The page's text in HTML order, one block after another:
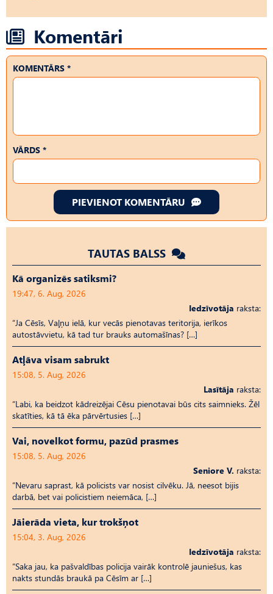
Komentāri
KOMENTĀRS *
VĀRDS *
PIEVIENOT KOMENTĀRU
TAUTAS BALSS
Kā organizēs satiksmi?
19:47, 6. Aug, 2026
Iedzīvotāja raksta:
“Ja Cēsīs, Vaļņu ielā, kur vecās pienotavas teritorija, ierīkos
autostāvvietu, kā tad tur brauks automašīnas? […]
Atļāva visam sabrukt
15:08, 5. Aug, 2026
Lasītāja raksta:
“Labi, ka beidzot kādreizējai Cēsu pienotavai būs cits saimnieks. Žēl
skatīties, kā tā ēka pārvērtusies […]
Vai, novelkot formu, pazūd prasmes
15:08, 5. Aug, 2026
Seniore V. raksta:
“Nevaru saprast, kā policists var nosist cilvēku. Jā, neesot bijis
darbā, bet vai policistiem neiemāca, […]
Jāierāda vieta, kur trokšņot
15:04, 3. Aug, 2026
Iedzīvotāja raksta:
“Saka jau, ka pašvaldības policija vairāk kontrolē jauniešus, kas
nakts stundās braukā pa Cēsīm ar […]